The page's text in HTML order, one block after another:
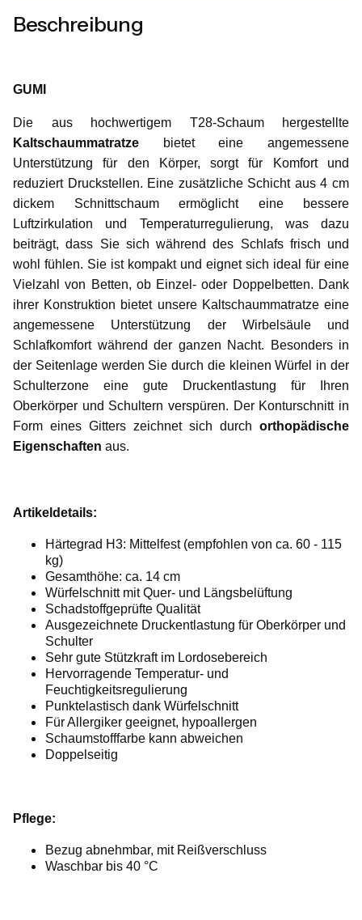
Beschreibung
GUMI
Die aus hochwertigem T28-Schaum hergestellte
Kaltschaummatratze bietet eine angemessene
Unterstützung für den Körper, sorgt für Komfort und
reduziert Druckstellen. Eine zusätzliche Schicht aus 4 cm
dickem Schnittschaum ermöglicht eine bessere
Luftzirkulation und Temperaturregulierung, was dazu
beiträgt, dass Sie sich während des Schlafs frisch und
wohl fühlen. Sie ist kompakt und eignet sich ideal für eine
Vielzahl von Betten, ob Einzel- oder Doppelbetten. Dank
ihrer Konstruktion bietet unsere Kaltschaummatratze eine
angemessene Unterstützung der Wirbelsäule und
Schlafkomfort während der ganzen Nacht. Besonders in
der Seitenlage werden Sie durch die kleinen Würfel in der
Schulterzone eine gute Druckentlastung für Ihren
Oberkörper und Schultern verspüren. Der Konturschnitt in
Form eines Gitters zeichnet sich durch orthopädische
Eigenschaften aus.
Artikeldetails:
Härtegrad H3: Mittelfest (empfohlen von ca. 60 - 115
kg)
Gesamthöhe: ca. 14 cm
Würfelschnitt mit Quer- und Längsbelüftung
Schadstoffgeprüfte Qualität
Ausgezeichnete Druckentlastung für Oberkörper und
Schulter
Sehr gute Stützkraft im Lordosebereich
Hervorragende Temperatur- und
Feuchtigkeitsregulierung
Punktelastisch dank Würfelschnitt
Für Allergiker geeignet, hypoallergen
Schaumstofffarbe kann abweichen
Doppelseitig
Pflege:
Bezug abnehmbar, mit Reißverschluss
Waschbar bis 40 °C